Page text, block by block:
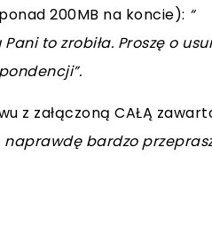
200MB na koncie): “
Pani to zrobiła. Proszę o
z załączoną CAŁĄ
naprawdę bardzo